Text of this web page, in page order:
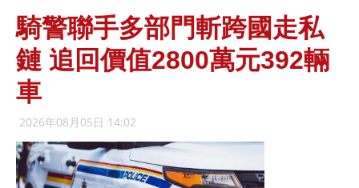
騎警聯手多部門斬跨國走私
鏈 追回價值2800萬元392輛
車
2026年08月05日 14:02